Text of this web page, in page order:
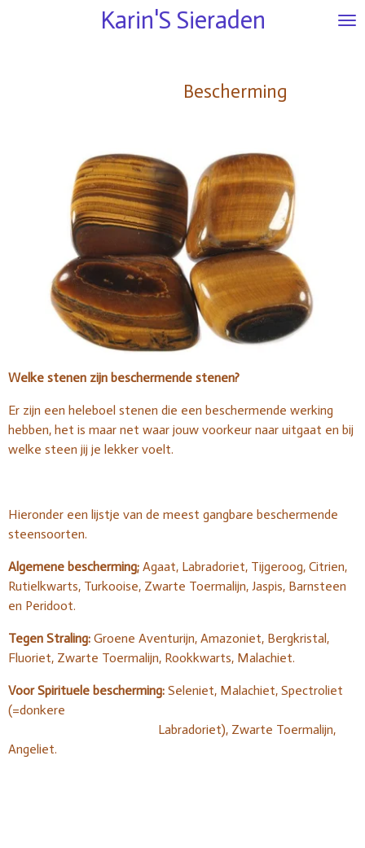
Karin'S Sieraden
Bescherming
Welke stenen zijn beschermende stenen?
Er zijn een heleboel stenen die een beschermende werking
hebben, het is maar net waar jouw voorkeur naar uitgaat en bij
welke steen jij je lekker voelt.
Hieronder een lijstje van de meest gangbare beschermende
steensoorten.
Algemene bescherming; Agaat, Labradoriet, Tijgeroog, Citrien,
Rutielkwarts, Turkooise, Zwarte Toermalijn, Jaspis, Barnsteen
en Peridoot.
Tegen Straling: Groene Aventurijn, Amazoniet, Bergkristal,
Fluoriet, Zwarte Toermalijn, Rookkwarts, Malachiet.
Voor Spirituele bescherming: Seleniet, Malachiet, Spectroliet
(=donkere
Labradoriet), Zwarte Toermalijn,
Angeliet.